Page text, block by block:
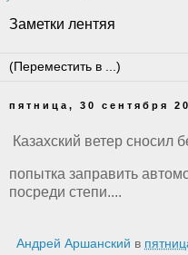
Заметки лентяя
пятница, 30 сентября
Казахский ветер сносил
попытка заправить
посреди степи....
Андрей Аршанский в